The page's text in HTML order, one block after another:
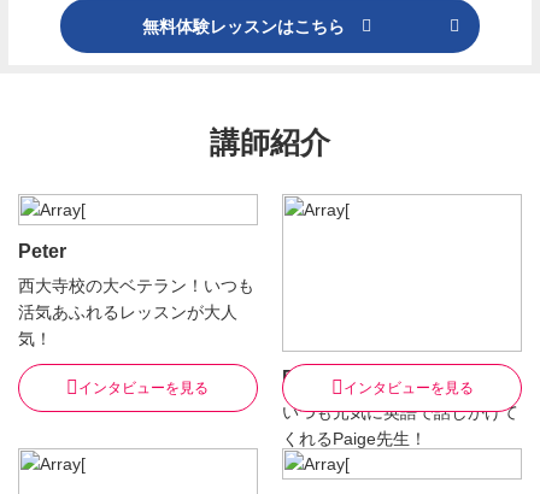
無料体験レッスンはこちら
講師紹介
Peter
西大寺校の大ベテラン！いつも
活気あふれるレッスンが大人
気！
インタビューを見る Paige
いつも元気に英語で話しかけて
くれるPaige先生！
インタビューを見る